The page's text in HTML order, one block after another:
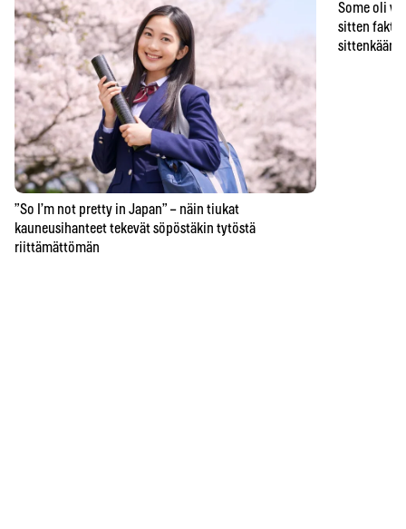
”So I’m not pretty in Japan” – näin tiukat
kauneusihanteet tekevät söpöstäkin tytöstä
riittämättömän
Some oli
sitten
sittenkään